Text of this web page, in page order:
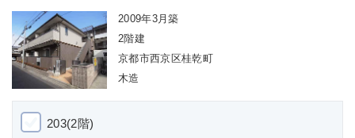
2009年3月築
2階建
京都市西京区桂乾町
木造
203(2階)